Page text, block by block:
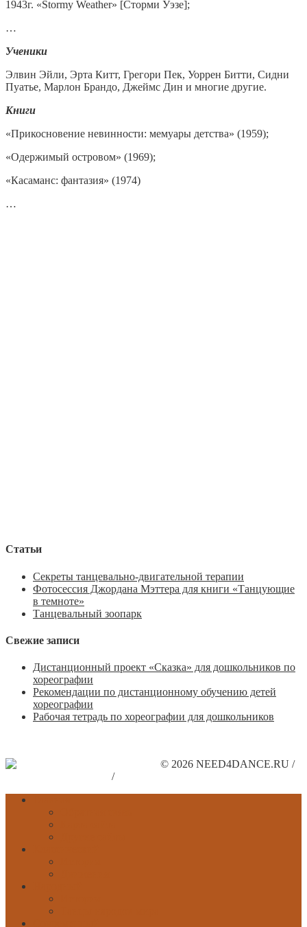
1943г. «Stormy Weather» [Сторми Уэзе];
…
Ученики
Элвин Эйли, Эрта Китт, Грегори Пек, Уоррен Битти, Сидни
Пуатье, Марлон Брандо, Джеймс Дин и многие другие.
Книги
«Прикосновение невинности: мемуары детства» (1959);
«Одержимый островом» (1969);
«Касаманс: фантазия» (1974)
…
Статьи
Секреты танцевально-двигательной терапии
Фотосессия Джордана Мэттера для книги «Танцующие
в темноте»
Танцевальный зоопарк
Свежие записи
Дистанционный проект «Сказка» для дошкольников по
хореографии
Рекомендации по дистанционному обучению детей
хореографии
Рабочая тетрадь по хореографии для дошкольников
© 2026 NEED4DANCE.RU /
/